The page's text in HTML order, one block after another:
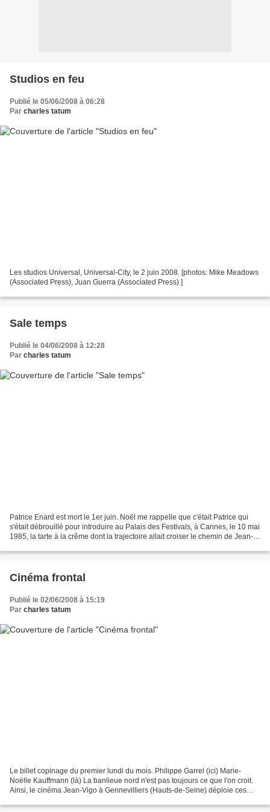
Studios en feu
Publié le 05/06/2008 à 06:28
Par charles tatum
Les studios Universal, Universal-City, le 2 juin 2008. [photos: Mike Meadows
(Associated Press), Juan Guerra (Associated Press) ]
Sale temps
Publié le 04/06/2008 à 12:28
Par charles tatum
Patrice Enard est mort le 1er juin. Noël me rappelle que c'était Patrice qui
s'était débrouillé pour introduire au Palais des Festivals, à Cannes, le 10 mai
1985, la tarte à la crême dont la trajectoire allait croiser le chemin de Jean-
Cinéma frontal
Publié le 02/06/2008 à 15:19
Par charles tatum
Le billet copinage du premier lundi du mois. Philippe Garrel (ici) Marie-
Noëlle Kauffmann (là) La banlieue nord n'est pas toujours ce que l'on croit.
Ainsi, le cinéma Jean-Vigo à Gennevilliers (Hauts-de-Seine) déploie ces